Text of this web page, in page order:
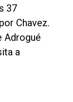
37
Chavez.
Adrogué
a